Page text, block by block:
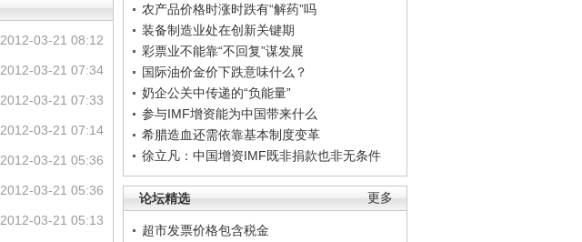
农产品价格时涨时跌有“解药”吗
装备制造业处在创新关键期
彩票业不能靠“不回复”谋发展
国际油价金价下跌意味什么？
奶企公关中传递的“负能量”
参与IMF增资能为中国带来什么
希腊造血还需依靠基本制度变革
徐立凡：中国增资IMF既非捐款也非无条件
更多
论坛精选
超市发票价格包含税金
2012-03-21 08:12
2012-03-21 07:34
2012-03-21 07:33
2012-03-21 07:14
2012-03-21 05:36
2012-03-21 05:36
2012-03-21 05:13